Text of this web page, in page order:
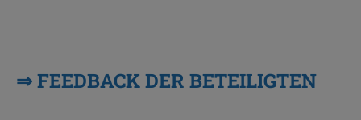
⇒FEEDBACK DER BETEILIGTEN